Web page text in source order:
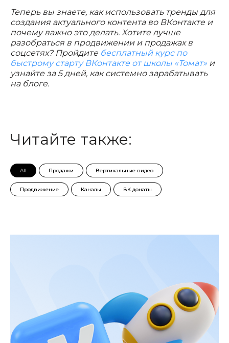
Теперь вы знаете, как использовать тренды для
создания актуального контента во ВКонтакте и
почему важно это делать. Хотите лучше
разобраться в продвижении и продажах в
соцсетях? Пройдите бесплатный курс по
быстрому старту ВКонтакте от школы «Томат» и
узнайте за 5 дней, как системно зарабатывать
на блоге.
Читайте также:
All Продажи Вертикальные видео
Продвижение Каналы ВК донаты